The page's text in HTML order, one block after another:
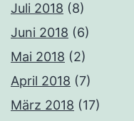
Juli 2018 (8)
Juni 2018 (6)
Mai 2018 (2)
April 2018 (7)
März 2018 (17)